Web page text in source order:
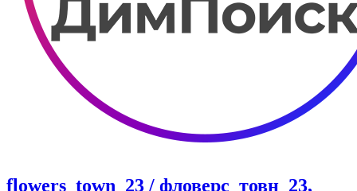
flowers_town_23 / фловерс_товн_23,